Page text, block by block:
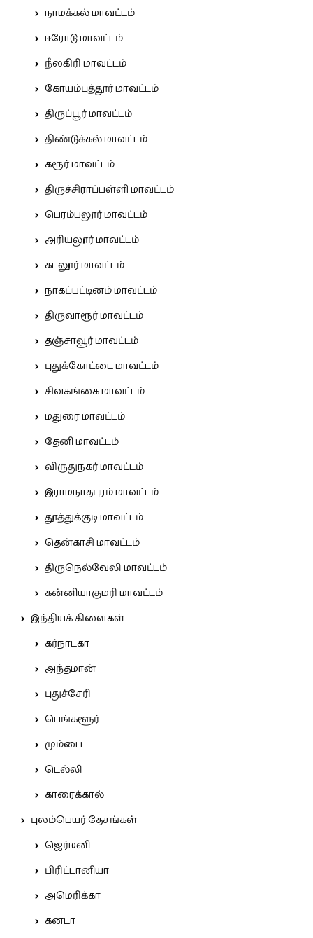
நாமக்கல் மாவட்டம்
ஈரோடு மாவட்டம்
நீலகிரி மாவட்டம்
கோயம்புத்தூர் மாவட்டம்
திருப்பூர் மாவட்டம்
திண்டுக்கல் மாவட்டம்
கரூர் மாவட்டம்
திருச்சிராப்பள்ளி மாவட்டம்
பெரம்பலூர் மாவட்டம்
அரியலூர் மாவட்டம்
கடலூர் மாவட்டம்
நாகப்பட்டினம் மாவட்டம்
திருவாரூர் மாவட்டம்
தஞ்சாவூர் மாவட்டம்
புதுக்கோட்டை மாவட்டம்
சிவகங்கை மாவட்டம்
மதுரை மாவட்டம்
தேனி மாவட்டம்
விருதுநகர் மாவட்டம்
இராமநாதபுரம் மாவட்டம்
தூத்துக்குடி மாவட்டம்
தென்காசி மாவட்டம்
திருநெல்வேலி மாவட்டம்
கன்னியாகுமரி மாவட்டம்
இந்தியக் கிளைகள்
கர்நாடகா
அந்தமான்
புதுச்சேரி
பெங்களூர்
மும்பை
டெல்லி
காரைக்கால்
புலம்பெயர் தேசங்கள்
ஜெர்மனி
பிரிட்டானியா
அமெரிக்கா
கனடா